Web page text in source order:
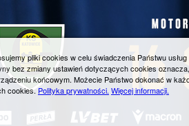
pliki cookies w celu świadczenia Państwu
bez zmiany ustawień dotyczących cookies
końcowym. Możecie Państwo dokonać w
cookies.Polityka prywatności. Więcej informacji.